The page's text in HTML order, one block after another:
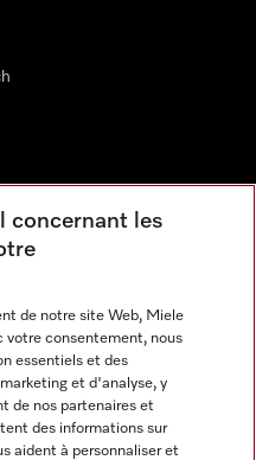
concernant les
de notre site Web, Miele
votre consentement, nous
essentiels et des
et d'analyse, y
de nos partenaires et
des informations sur
aident à personnaliser et